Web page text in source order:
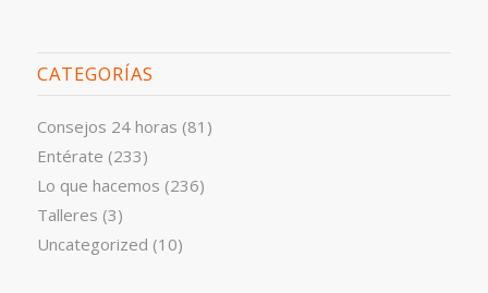
CATEGORÍAS
Consejos 24 horas (81)
Entérate (233)
Lo que hacemos (236)
Talleres (3)
Uncategorized (10)